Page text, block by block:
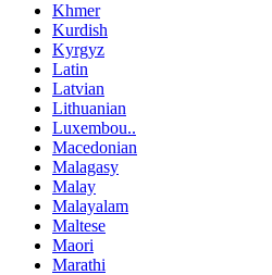
Khmer
Kurdish
Kyrgyz
Latin
Latvian
Lithuanian
Luxembou..
Macedonian
Malagasy
Malay
Malayalam
Maltese
Maori
Marathi